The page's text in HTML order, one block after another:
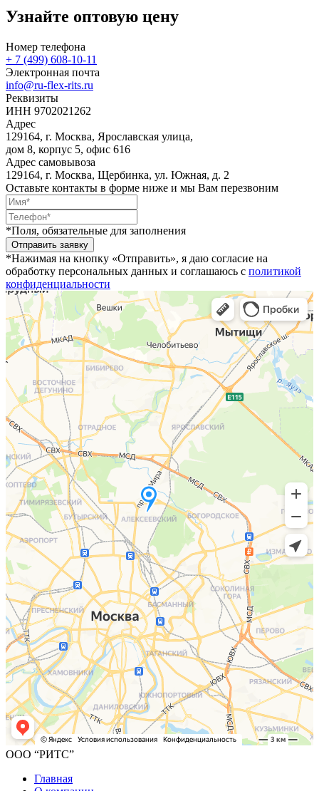
Узнайте оптовую цену
Номер телефона
+ 7 (499) 608-10-11
Электронная почта
info@ru-flex-rits.ru
Реквизиты
ИНН 9702021262
Адрес
129164, г. Москва, Ярославская улица,
дом 8, корпус 5, офис 616
Адрес самовывоза
129164, г. Москва, Щербинка, ул. Южная, д. 2
Оставьте контакты в форме ниже и мы Вам перезвоним
*Поля, обязательные для заполнения
*Нажимая на кнопку «Отправить», я даю согласие на
обработку персональных данных и соглашаюсь с политикой
конфиденциальности
ООО “РИТС”
Главная